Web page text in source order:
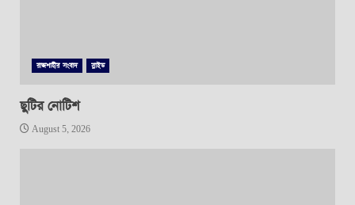
রাজশাহীর সংবাদ স্লাইড
ছুটির নোটিশ
August 5, 2026